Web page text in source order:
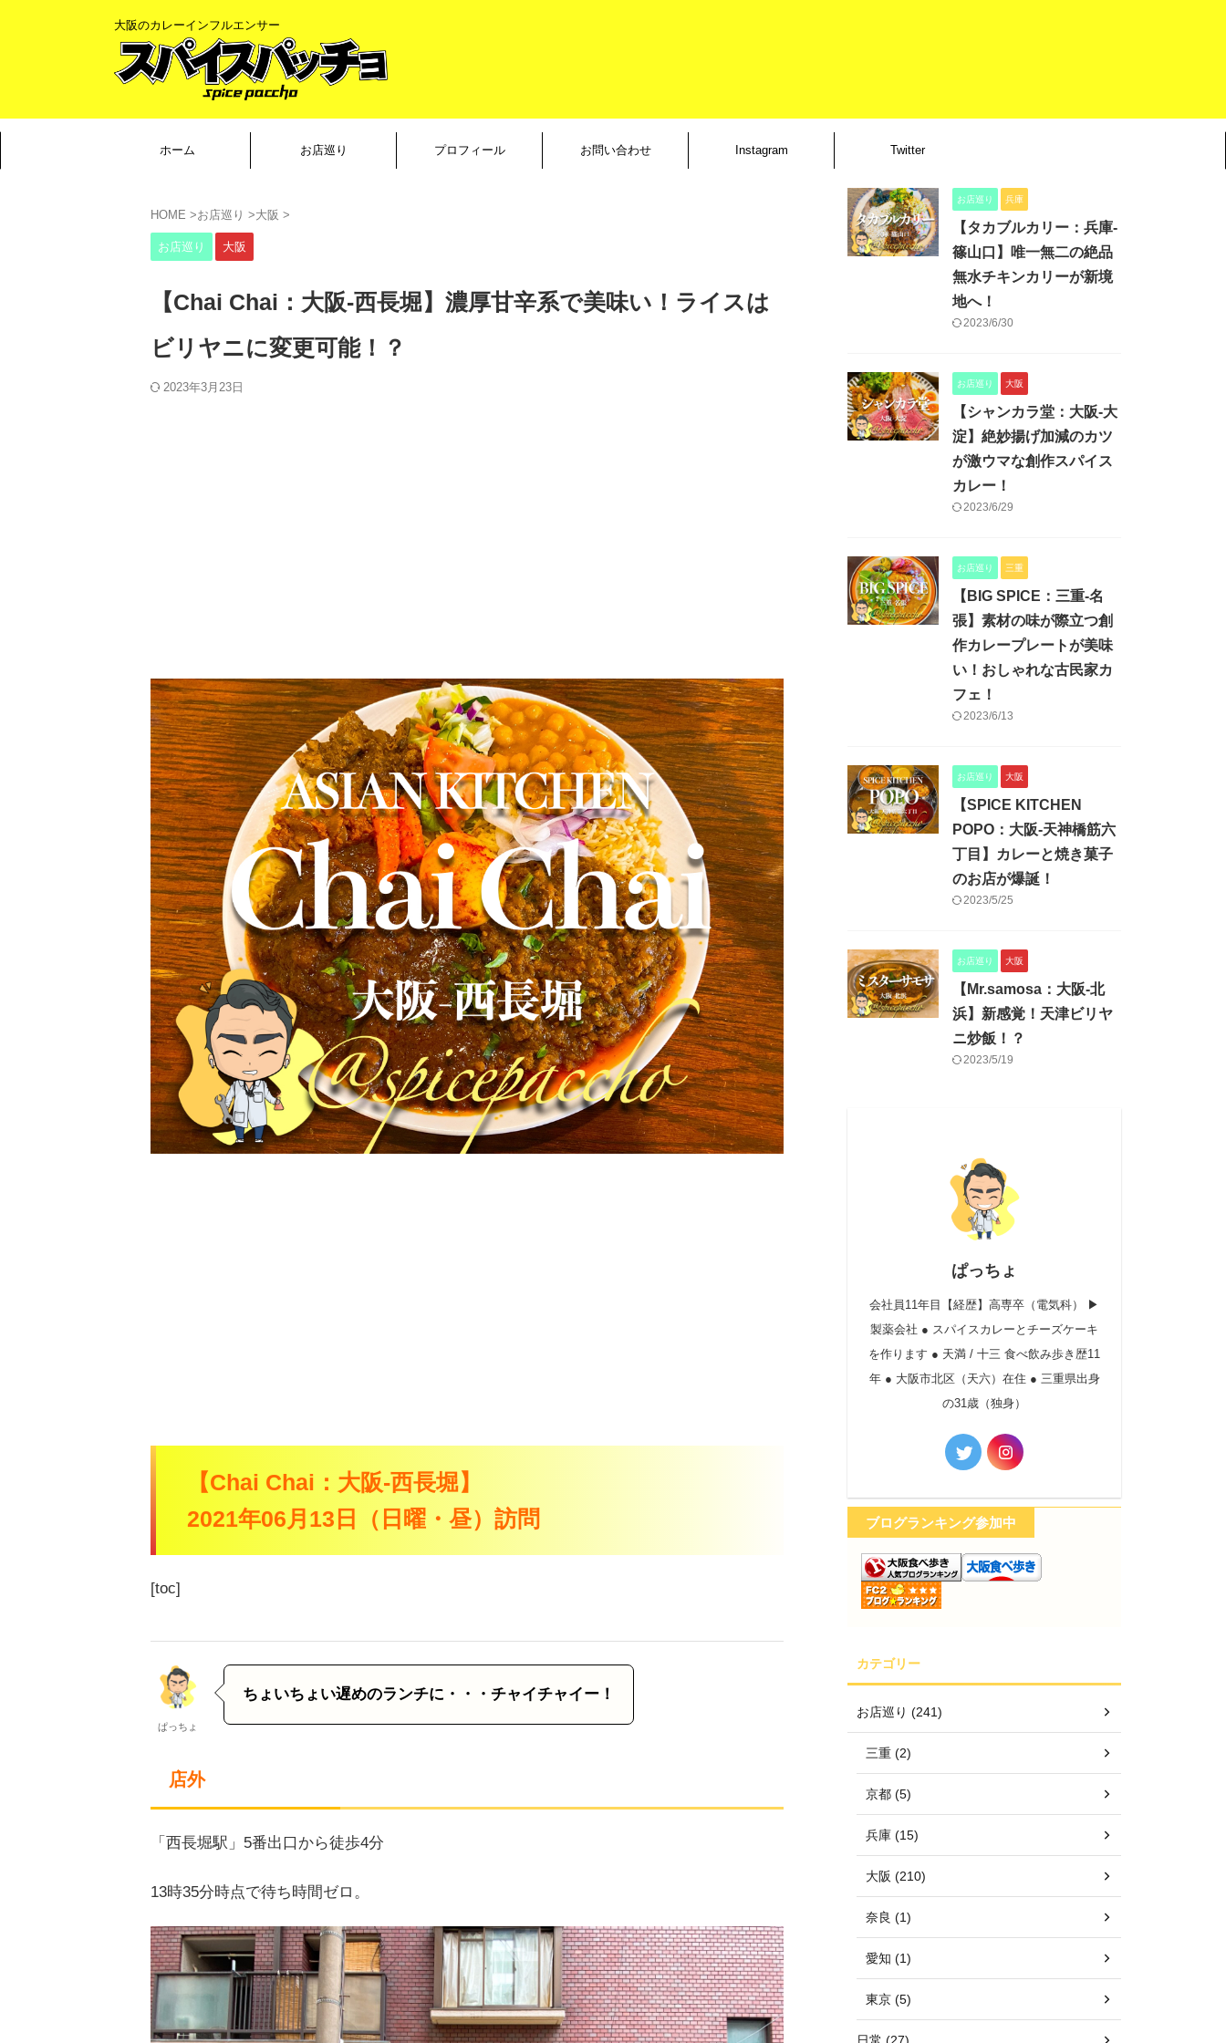
大阪のカレーインフルエンサー
ホーム お店巡り プロフィール お問い合わせ Instagram Twitter
HOME >お店巡り >大阪 >
お店巡り 大阪
【Chai Chai：大阪-西長堀】濃厚甘辛系で美味い！ライスは
ビリヤニに変更可能！？
2023年3月23日
【Chai Chai：大阪-西長堀】
2021年06月13日（日曜・昼）訪問
[toc]
ぱっちょ
ちょいちょい遅めのランチに・・・チャイチャイー！
店外
「西長堀駅」5番出口から徒歩4分
13時35分時点で待ち時間ゼロ。
お店巡り 兵庫
【タカブルカリー：兵庫-
篠山口】唯一無二の絶品
無水チキンカリーが新境
地へ！
2023/6/30
お店巡り 大阪
【シャンカラ堂：大阪-大
淀】絶妙揚げ加減のカツ
が激ウマな創作スパイス
カレー！
2023/6/29
お店巡り 三重
【BIG SPICE：三重-名
張】素材の味が際立つ創
作カレープレートが美味
い！おしゃれな古民家カ
フェ！
2023/6/13
お店巡り 大阪
【SPICE KITCHEN
POPO：大阪-天神橋筋六
丁目】カレーと焼き菓子
のお店が爆誕！
2023/5/25
お店巡り 大阪
【Mr.samosa：大阪-北
浜】新感覚！天津ビリヤ
ニ炒飯！？
2023/5/19
ぱっちょ
会社員11年目【経歴】高専卒（電気科） ▶︎
製薬会社 ● スパイスカレーとチーズケーキ
を作ります ● 天満 / 十三 食べ飲み歩き歴11
年 ● 大阪市北区（天六）在住 ● 三重県出身
の31歳（独身）
ブログランキング参加中
カテゴリー
お店巡り (241)
三重 (2)
京都 (5)
兵庫 (15)
大阪 (210)
奈良 (1)
愛知 (1)
東京 (5)